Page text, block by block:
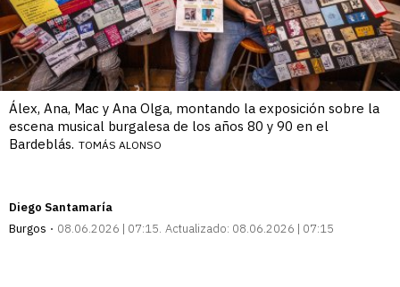
Álex, Ana, Mac y Ana Olga, montando la exposición sobre la
escena musical burgalesa de los años 80 y 90 en el
Bardeblás. TOMÁS ALONSO
Diego Santamaría
Burgos
08.06.2026 | 07:15 Actualizado: 08.06.2026 | 07:15